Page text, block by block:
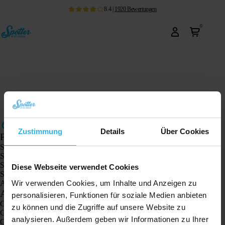
Zustimmung Details Über Cookies
Diese Webseite verwendet Cookies
Wir verwenden Cookies, um Inhalte und Anzeigen zu
personalisieren, Funktionen für soziale Medien anbieten
zu können und die Zugriffe auf unsere Website zu
analysieren. Außerdem geben wir Informationen zu Ihrer
8.4| 1920 Bewertungen
0
Produkte
Spotter GPS-Tracker X10
Spotter Senior GPS-Uhr
Spotter GPS-Uhr Explorer
Spotter GPS-Uhr für Kinder
Animal Spotter
Anwendungen
GPS-Tracker
GPS-Tracker für Kinder
GPS-Uhren für Kinder